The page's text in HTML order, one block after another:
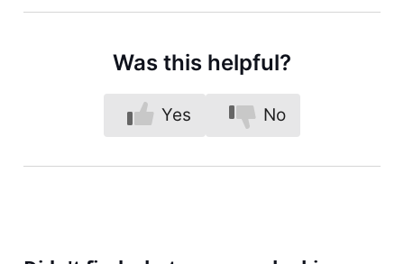
Was this helpful?
Yes No